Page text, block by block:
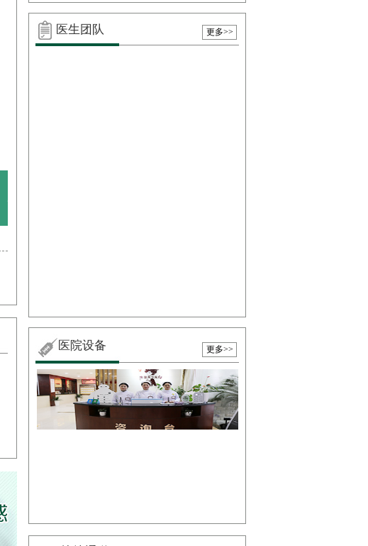
医生团队 更多>>
医院设备 更多>>